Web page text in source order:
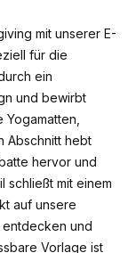
mit unserer E-
für die
ein
und bewirbt
Abschnitt hebt
hervor und
schließt mit einem
auf unsere
und
Vorlage ist